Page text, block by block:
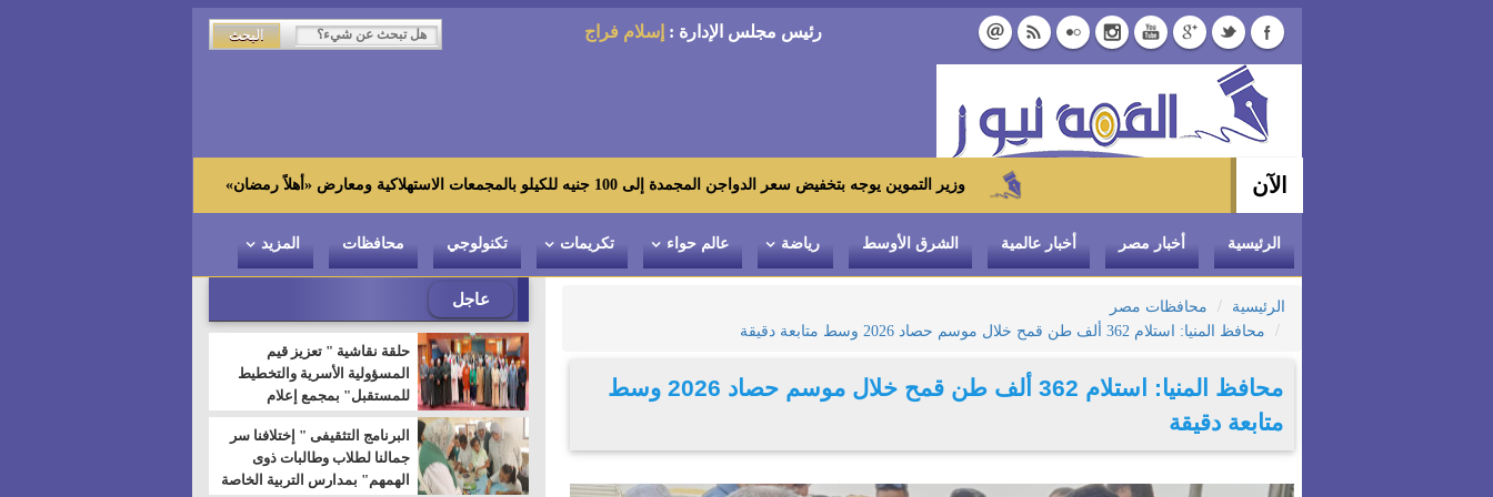
رئيس مجلس الإدارة : إسلام فراج
الآن وزير التموين يوجه بتخفيض سعر الدواجن المجمدة إلى 100 جنيه للكيلو بالمجمعات الاستهلاكية ومعارض «أهلاً رمضان»
الرئيسية أخبار مصر أخبار عالمية الشرق الأوسط رياضة عالم حواء تكريمات تكنولوجي محافظات المزيد
الرئيسية
محافظات مصر
محافظ المنيا: استلام 362 ألف طن قمح خلال موسم حصاد 2026 وسط متابعة دقيقة
محافظ المنيا: استلام 362 ألف طن قمح خلال موسم حصاد 2026 وسط
متابعة دقيقة
عاجل
حلقة نقاشية " تعزيز قيم
المسؤولية الأسرية والتخطيط
للمستقبل" بمجمع إعلام
السويس
البرنامج التثقيفى " إختلافنا سر
جمالنا لطلاب وطالبات ذوى
الهمهم" بمدارس التربية الخاصة